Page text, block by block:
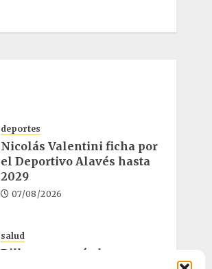
deportes
Nicolás Valentini ficha por
el Deportivo Alavés hasta
2029
07/08/2026
salud
Bilbao acogerá el mayor